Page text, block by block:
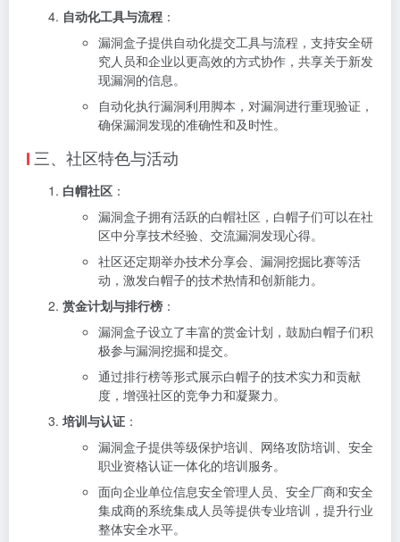
自动化工具与流程 ：
漏洞盒子提供自动化提交工具与流程，支持安全研
究人员和企业以更高效的方式协作，共享关于新发
现漏洞的信息。
自动化执行漏洞利用脚本，对漏洞进行重现验证，
确保漏洞发现的准确性和及时性。
三、社区特色与活动
白帽社区 ：
漏洞盒子拥有活跃的白帽社区，白帽子们可以在社
区中分享技术经验、交流漏洞发现心得。
社区还定期举办技术分享会、漏洞挖掘比赛等活
动，激发白帽子的技术热情和创新能力。
赏金计划与排行榜 ：
漏洞盒子设立了丰富的赏金计划，鼓励白帽子们积
极参与漏洞挖掘和提交。
通过排行榜等形式展示白帽子的技术实力和贡献
度，增强社区的竞争力和凝聚力。
培训与认证 ：
漏洞盒子提供等级保护培训、网络攻防培训、安全
职业资格认证一体化的培训服务。
面向企业单位信息安全管理人员、安全厂商和安全
集成商的系统集成人员等提供专业培训，提升行业
整体安全水平。